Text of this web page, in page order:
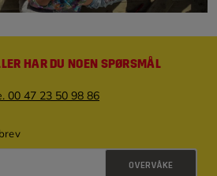
HAR DU NOEN SPØRSMÅL
00 47 23 50 98 86
OVERVÅKE